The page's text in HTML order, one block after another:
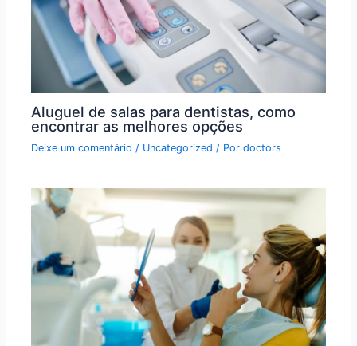
Aluguel de salas para dentistas, como
encontrar as melhores opções
Deixe um comentário / Uncategorized / Pordoctors